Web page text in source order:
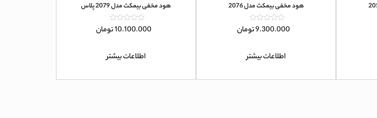
هود مخفی بیمکث مدل 2076
امتیاز
0
9.300.000تومان
اطلاعات بیشتر
هود مخفی بیمکث مدل 2079 پلاس
امتیاز
0
10.100.000تومان
اطلاعات بیشتر